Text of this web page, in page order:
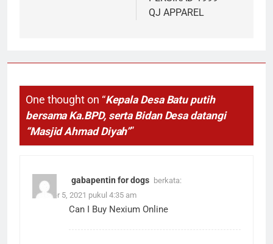
QJ APPAREL
One thought on “Kepala Desa Batu putih
bersama Ka.BPD, serta Bidan Desa datangi
“Masjid Ahmad Diyah””
gabapentin for dogs berkata:
Oktober 5, 2021 pukul 4:35 am
Can I Buy Nexium Online